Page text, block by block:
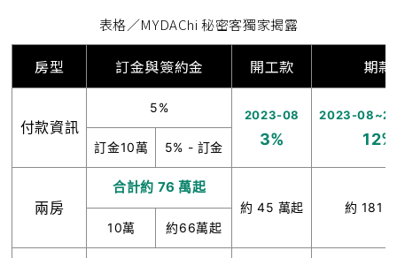
表格／MYDAChi 秘密客獨家揭露
房型 訂金與簽約金 開工款 期款
付款資訊
5% 2023-08
3%
2023-
12%
訂金10萬 5% - 訂金
兩房
合計約 76 萬起
約 45 萬起
約 181
10萬
約66萬起